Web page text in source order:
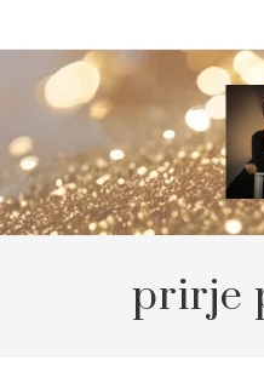
content
prirje